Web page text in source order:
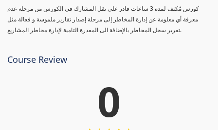
كورس مٌكثف لمدة 3 ساعات قادر على نقل المشارك في الكورس من مرحلة عدم
معرفة أي معلومة عن إدارة المخاطر إلى مرحلة إصدار تقارير ملموسة و فعالة مثل
تقرير سجل المخاطر بالإضافة الى المقدرة التامية لإدارة مخاطر المشاريع.
Course Review
0